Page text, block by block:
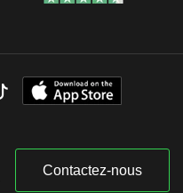
Contactez-nous